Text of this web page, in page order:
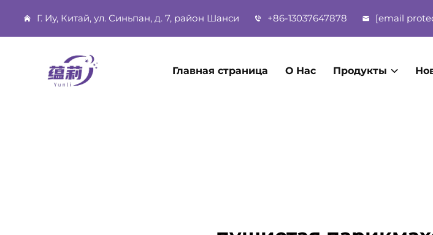
Г. Иу, Китай, ул. Синьпан, д. 7, район Шанси +86-13037647878 [email
Главная страница О Нас Продукты